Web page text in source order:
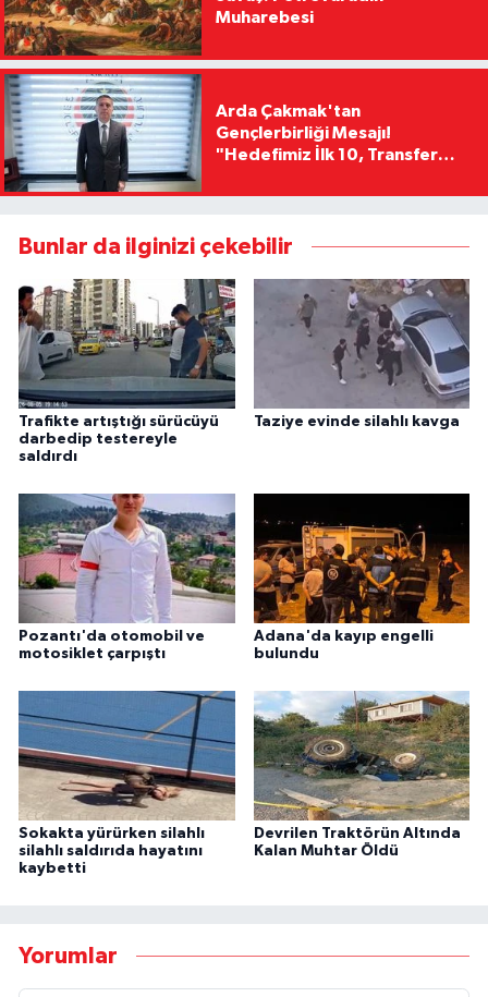
Muharebesi
Arda Çakmak'tan
Gençlerbirliği Mesajı!
"Hedefimiz İlk 10, Transfer
Kaldıracağız"
Bunlar da ilginizi çekebilir
Trafikte artıştığı sürücüyü
darbedip testereyle
saldırdı
Taziye evinde silahlı kavga
Pozantı'da otomobil ve
motosiklet çarpıştı
Adana'da kayıp engelli
bulundu
Sokakta yürürken silahlı
silahlı saldırıda hayatını
kaybetti
Devrilen Traktörün Altında
Kalan Muhtar Öldü
Yorumlar